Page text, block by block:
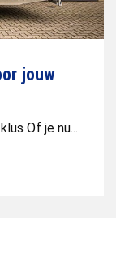
jouw
Of je nu...